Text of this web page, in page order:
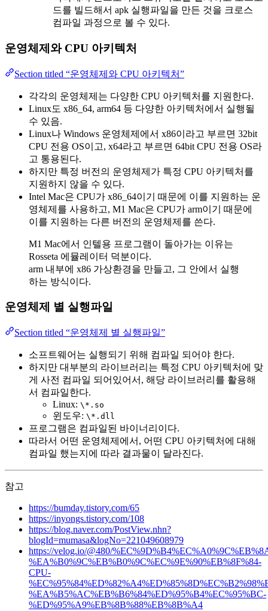
드를 빌드해서 apk 실행파일을 만든 것을 크로스
컴파일 과정으로 볼 수 있다.
운영체제와 CPU 아키텍처
Section titled “운영체제와 CPU 아키텍처”
각각의 운영체제는 다양한 CPU 아키텍처를 지원한다.
Linux도 x86_64, arm64 등 다양한 아키텍처에서 실행될
수 있음.
Linux나 Windows 운영체제에서 x86이라고 부르면 32bit
CPU 전용 OS이고, x64라고 부르면 64bit CPU 전용 OS라
고 통용된다.
하지만 특정 버전의 운영체제가 특정 CPU 아키텍처를
지원하지 않을 수 있다.
Intel Mac은 CPU가 x86_64이기 때문에 이를 지원하는 운
영체제를 사용하고, M1 Mac은 CPU가 arm이기 때문에
이를 지원하는 다른 버전의 운영체제를 쓴다.
M1 Mac에서 인텔용 프로그램이 돌아가는 이유는
Rosseta 에뮬레이터 덕분이다.
arm 내부에 x86 가상환경을 만들고, 그 안에서 실행
하는 방식이다.
운영체제 별 실행파일
Section titled “운영체제 별 실행파일”
소프트웨어는 실행되기 위해 컴파일 되어야 한다.
하지만 대부분의 라이브러리는 특정 CPU 아키텍처에 맞
게 사전 컴파일 되어있어서, 해당 라이브러리를 활용해
서 컴파일한다.
Linux: \*.so
윈도우: \*.dll
프로그램은 컴파일된 바이너리이다.
따라서 어떤 운영체제에서, 어떤 CPU 아키텍처에 대해
컴파일 했는지에 따라 결과물이 달라진다.
참고
https://bumday.tistory.com/65
https://inyongs.tistory.com/108
https://blog.naver.com/PostView.nhn?
blogId=mumasa&logNo=221049608979
https://velog.io/@480/
%EA%B0%9C%EB%B0%9C%EC%9E%90%EB%8F%84-
CPU-
%EA%B5%AC%EB%B6%84%ED%95%B4%EC%95%BC-
%ED%95%A9%EB%8B%88%EB%8B%A4